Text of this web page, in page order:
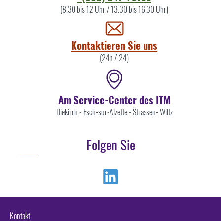
(8.30 bis 12 Uhr / 13.30 bis 16.30 Uhr)
Kontaktieren Sie uns
(24h / 24)
Am Service-Center des ITM
Diekirch- Esch-sur-Alzette-Strassen-Wiltz
Folgen Sie
Kontakt